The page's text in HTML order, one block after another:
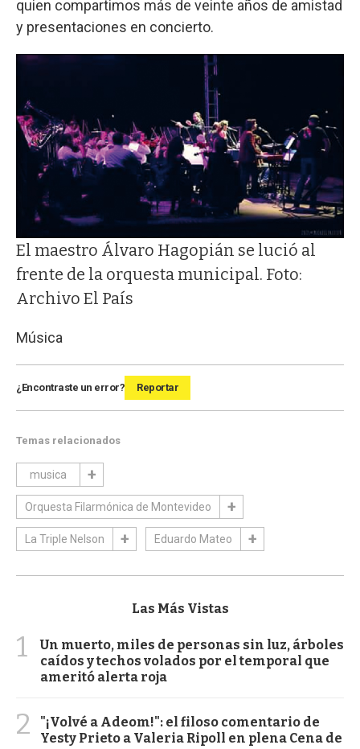
quien compartimos más de veinte años de amistad
y presentaciones en concierto.
El maestro Álvaro Hagopián se lució al
frente de la orquesta municipal. Foto:
Archivo El País
Música
¿Encontraste un error? Reportar
Temas relacionados
musica
Orquesta Filarmónica de Montevideo
La Triple Nelson Eduardo Mateo
Las Más Vistas
1
Un muerto, miles de personas sin luz, árboles
caídos y techos volados por el temporal que
ameritó alerta roja
2
"¡Volvé a Adeom!": el filoso comentario de
Yesty Prieto a Valeria Ripoll en plena Cena de